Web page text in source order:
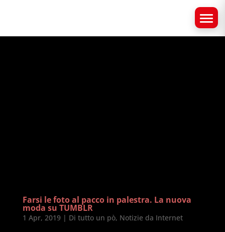
Farsi le foto al pacco in palestra. La nuova
moda su TUMBLR
1 Apr, 2019| Di tutto un pò, Notizie da Internet